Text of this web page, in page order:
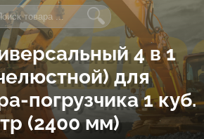
Контакты
4 в 1
для
погрузчика 1 куб.
(2400 мм)